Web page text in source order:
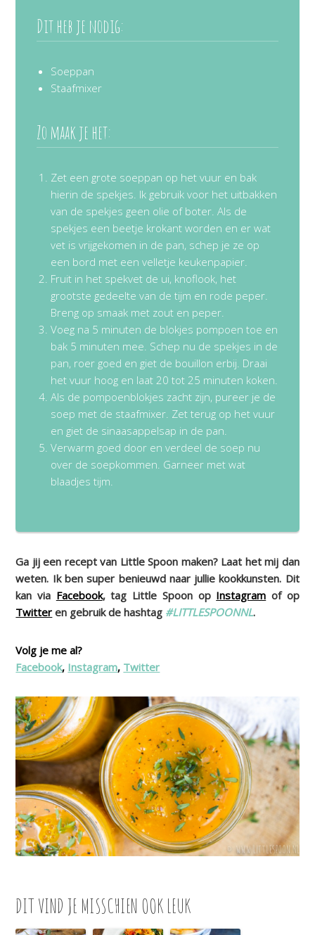
Dit heb je nodig:
Soeppan
Staafmixer
Zo maak je het:
Zet een grote soeppan op het vuur en bak
hierin de spekjes. Ik gebruik voor het uitbakken
van de spekjes geen olie of boter. Als de
spekjes een beetje krokant worden en er wat
vet is vrijgekomen in de pan, schep je ze op
een bord met een velletje keukenpapier.
Fruit in het spekvet de ui, knoflook, het
grootste gedeelte van de tijm en rode peper.
Breng op smaak met zout en peper.
Voeg na 5 minuten de blokjes pompoen toe en
bak 5 minuten mee. Schep nu de spekjes in de
pan, roer goed en giet de bouillon erbij. Draai
het vuur hoog en laat 20 tot 25 minuten koken.
Als de pompoenblokjes zacht zijn, pureer je de
soep met de staafmixer. Zet terug op het vuur
en giet de sinaasappelsap in de pan.
Verwarm goed door en verdeel de soep nu
over de soepkommen. Garneer met wat
blaadjes tijm.
Ga jij een recept van Little Spoon maken? Laat het mij dan
weten. Ik ben super benieuwd naar jullie kookkunsten. Dit
kan via Facebook, tag Little Spoon op Instagram of op
Twitter en gebruik de hashtag #LITTLESPOONNL.
Volg je me al?
Facebook, Instagram, Twitter
DIT VIND JE MISSCHIEN OOK LEUK